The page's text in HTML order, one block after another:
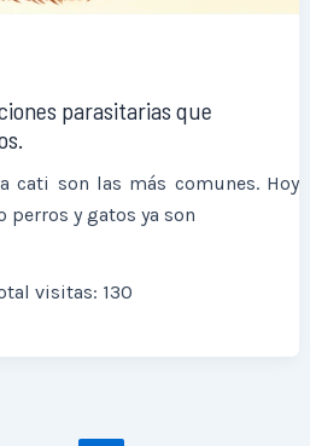
parasitarias que
cati son las más comunes. Hoy
perros y gatos ya son
visitas: 130